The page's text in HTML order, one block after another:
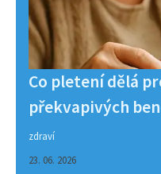
Co pletení dělá
překvapivých
zdraví
23. 06. 2026